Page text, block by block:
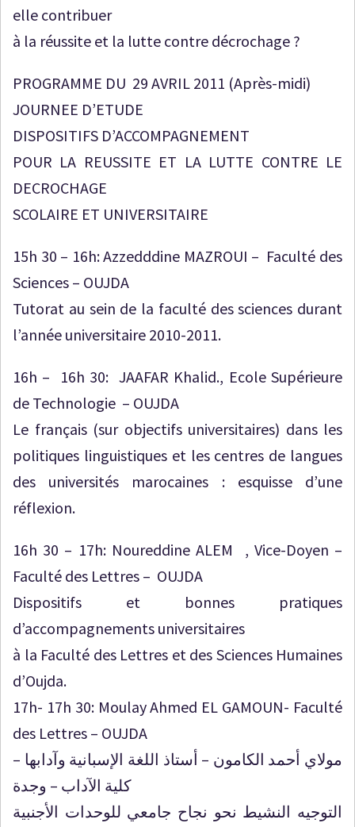
elle contribuer
à la réussite et la lutte contre décrochage ?
PROGRAMME DU 29 AVRIL 2011 (Après-midi)
JOURNEE D’ETUDE
DISPOSITIFS D’ACCOMPAGNEMENT
POUR LA REUSSITE ET LA LUTTE CONTRE LE
DECROCHAGE
SCOLAIRE ET UNIVERSITAIRE
15h 30 – 16h: Azzedddine MAZROUI – Faculté des
Sciences – OUJDA
Tutorat au sein de la faculté des sciences durant
l’année universitaire 2010-2011.
16h – 16h 30: JAAFAR Khalid., Ecole Supérieure
de Technologie – OUJDA
Le français (sur objectifs universitaires) dans les
politiques linguistiques et les centres de langues
des universités marocaines : esquisse d’une
réflexion.
16h 30 – 17h: Noureddine ALEM , Vice-Doyen –
Faculté des Lettres – OUJDA
Dispositifs et bonnes pratiques
d’accompagnements universitaires
à la Faculté des Lettres et des Sciences Humaines
d’Oujda.
17h- 17h 30: Moulay Ahmed EL GAMOUN- Faculté
des Lettres – OUJDA
مولاي أحمد الكامون – أستاذ اللغة الإسبانية وآدابها –
كلية الآداب – وجدة
التوجيه النشيط نحو نجاح جامعي للوحدات الأجنبية